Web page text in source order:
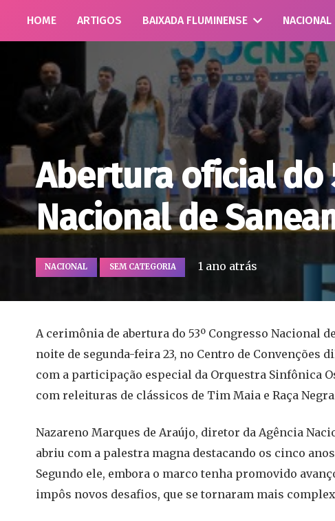
HOME ARTIGOS BAIXADA FLUMINENSE NACIONAL
Abertura oficial do
Nacional de
NACIONAL SEM CATEGORIA 1 ano atrás
A cerimônia de abertura do 53º Congresso Nacional
noite de segunda-feira 23, no Centro de Convenções
com a participação especial da Orquestra Sinfônica
com releituras de clássicos de Tim Maia e Raça
Nazareno Marques de Araújo, diretor da Agência
abriu com a palestra magna destacando os cinco
Segundo ele, embora o marco tenha promovido
impôs novos desafios, que se tornaram mais